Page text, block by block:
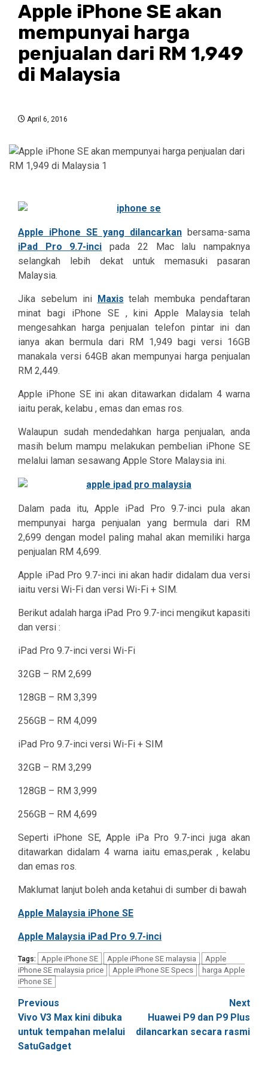
Apple iPhone SE akan
mempunyai harga
penjualan dari RM 1,949
di Malaysia
April 6, 2016
Apple iPhone SE yang dilancarkan bersama-sama
iPad Pro 9.7-inci pada 22 Mac lalu nampaknya
selangkah lebih dekat untuk memasuki pasaran
Malaysia.
Jika sebelum ini Maxis telah membuka pendaftaran
minat bagi iPhone SE , kini Apple Malaysia telah
mengesahkan harga penjualan telefon pintar ini dan
ianya akan bermula dari RM 1,949 bagi versi 16GB
manakala versi 64GB akan mempunyai harga penjualan
RM 2,449.
Apple iPhone SE ini akan ditawarkan didalam 4 warna
iaitu perak, kelabu , emas dan emas ros.
Walaupun sudah mendedahkan harga penjualan, anda
masih belum mampu melakukan pembelian iPhone SE
melalui laman sesawang Apple Store Malaysia ini.
Dalam pada itu, Apple iPad Pro 9.7-inci pula akan
mempunyai harga penjualan yang bermula dari RM
2,699 dengan model paling mahal akan memiliki harga
penjualan RM 4,699.
Apple iPad Pro 9.7-inci ini akan hadir didalam dua versi
iaitu versi Wi-Fi dan versi Wi-Fi + SIM.
Berikut adalah harga iPad Pro 9.7-inci mengikut kapasiti
dan versi :
iPad Pro 9.7-inci versi Wi-Fi
32GB – RM 2,699
128GB – RM 3,399
256GB – RM 4,099
iPad Pro 9.7-inci versi Wi-Fi + SIM
32GB – RM 3,299
128GB – RM 3,999
256GB – RM 4,699
Seperti iPhone SE, Apple iPa Pro 9.7-inci juga akan
ditawarkan didalam 4 warna iaitu emas,perak , kelabu
dan emas ros.
Maklumat lanjut boleh anda ketahui di sumber di bawah
Apple Malaysia iPhone SE
Apple Malaysia iPad Pro 9.7-inci
Tags: Apple iPhone SE Apple iPhone SE malaysia
Apple
iPhone SE malaysia price
Apple iPhone SE Specs
harga Apple
iPhone SE
Post
navigation
Previous
Vivo V3 Max kini dibuka
untuk tempahan melalui
SatuGadget
Next
Huawei P9 dan P9 Plus
dilancarkan secara rasmi